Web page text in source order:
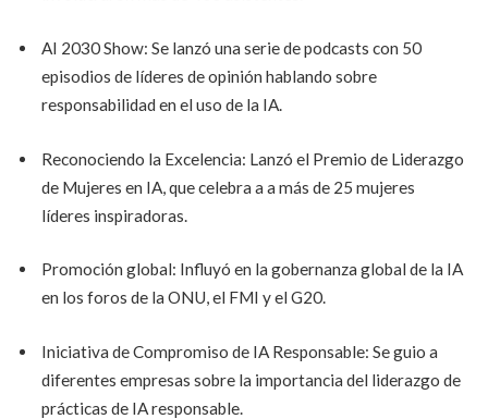
AI 2030 Show: Se lanzó una serie de podcasts con 50
episodios de líderes de opinión hablando sobre
responsabilidad en el uso de la IA.
Reconociendo la Excelencia: Lanzó el Premio de Liderazgo
de Mujeres en IA, que celebra a a más de 25 mujeres
líderes inspiradoras.
Promoción global: Influyó en la gobernanza global de la IA
en los foros de la ONU, el FMI y el G20.
Iniciativa de Compromiso de IA Responsable: Se guio a
diferentes empresas sobre la importancia del liderazgo de
prácticas de IA responsable.